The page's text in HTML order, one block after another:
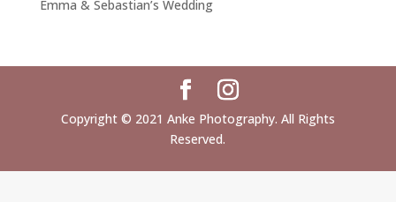
Emma & Sebastian’s Wedding
Copyright © 2021 Anke Photography. All Rights
Reserved.